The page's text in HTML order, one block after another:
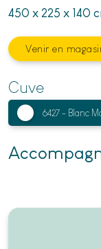
450 x 225 x 140
Venir en
Cuve